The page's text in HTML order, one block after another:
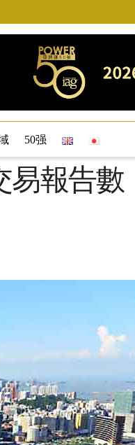
50强
易報告數